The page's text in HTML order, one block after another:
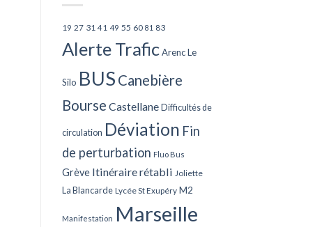
19 27 31 41 49 55 60 81 83
Alerte Trafic Arenc Le
Silo BUS Canebière
Bourse Castellane Difficultés de
circulation Déviation Fin
de perturbation Fluo Bus
Grève Itinéraire rétabli Joliette
La Blancarde Lycée St Exupéry M2
Manifestation Marseille